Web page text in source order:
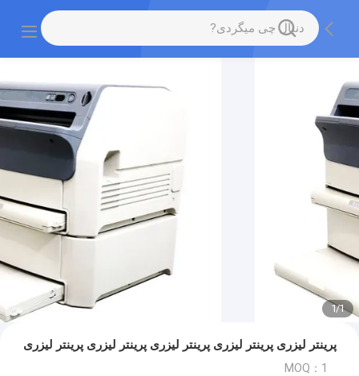
1
/
1
پرینتر لیزری پرینتر لیزری پرینتر لیزری پرینتر لیزری پرینتر لیزری
MOQ：1